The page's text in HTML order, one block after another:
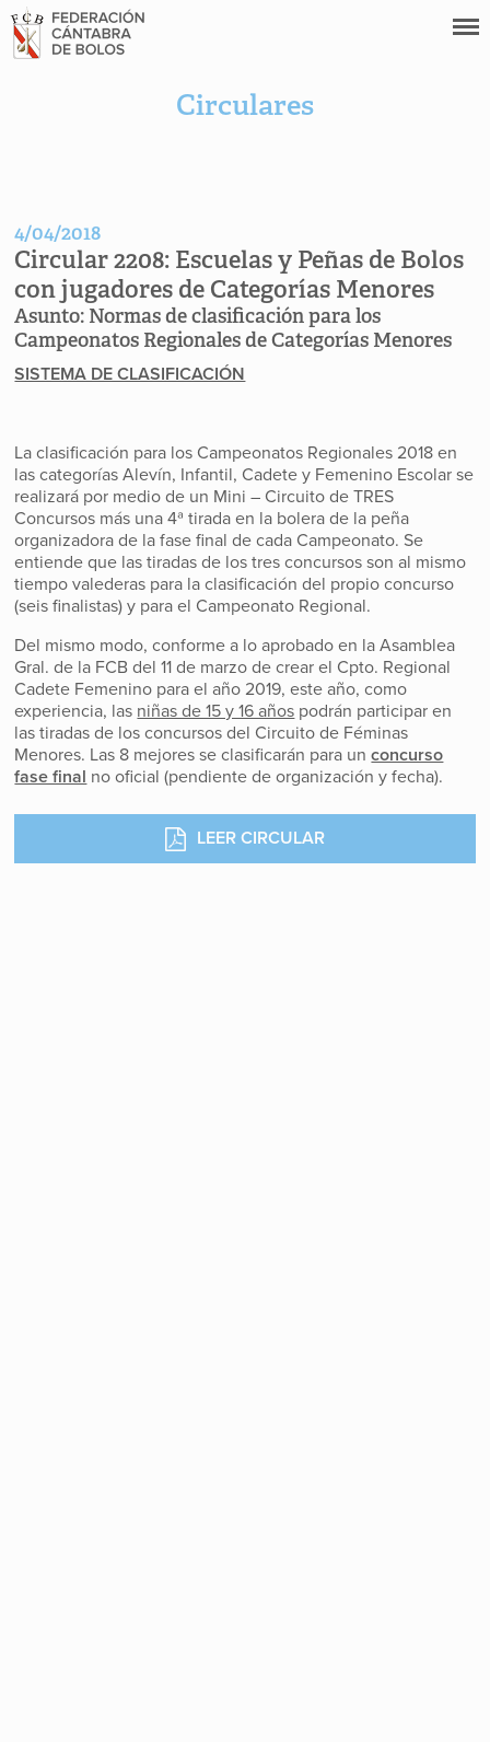
Circulares
4/04/2018
Circular 2208: Escuelas y Peñas de Bolos
con jugadores de Categorías Menores
Asunto: Normas de clasificación para los
Campeonatos Regionales de Categorías Menores
SISTEMA DE CLASIFICACIÓN
La clasificación para los Campeonatos Regionales 2018 en
las categorías Alevín, Infantil, Cadete y Femenino Escolar se
realizará por medio de un Mini – Circuito de TRES
Concursos más una 4ª tirada en la bolera de la peña
organizadora de la fase final de cada Campeonato. Se
entiende que las tiradas de los tres concursos son al mismo
tiempo valederas para la clasificación del propio concurso
(seis finalistas) y para el Campeonato Regional.
Del mismo modo, conforme a lo aprobado en la Asamblea
Gral. de la FCB del 11 de marzo de crear el Cpto. Regional
Cadete Femenino para el año 2019, este año, como
experiencia, las niñas de 15 y 16 años podrán participar en
las tiradas de los concursos del Circuito de Féminas
Menores. Las 8 mejores se clasificarán para unconcurso
fase final no oficial (pendiente de organización y fecha).
LEER CIRCULAR